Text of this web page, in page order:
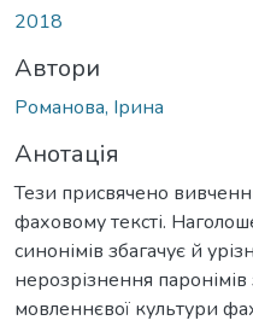
2018
Автори
Романова, Ірина
Анотація
Тези присвячено
фаховому тексті.
синонімів збагачує й
нерозрізнення
мовленнєвої культури